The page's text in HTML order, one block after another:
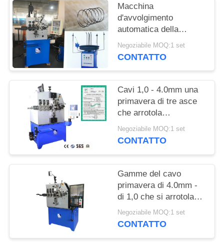
Macchina
d'avvolgimento
automatica della
primavera di torsione
380V con il servo
Negoziabile MOQ:1 set
CONTATTO
Cavi 1,0 - 4.0mm una
primavera di tre asce
che arrotola
l'installazione a
macchina del campo
Negoziabile MOQ:1 set
CONTATTO
Gamme del cavo
primavera di 4.0mm -
di 1,0 che si arrotola
rendendo la primavera
della macchina/CNC
Negoziabile MOQ:1 set
CONTATTO